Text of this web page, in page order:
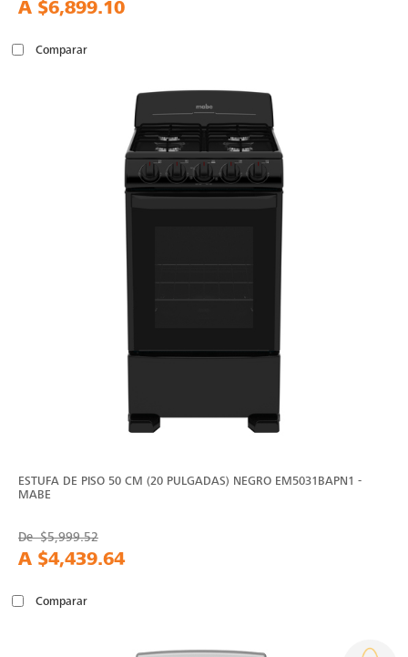
A $6,899.10
Comparar
ESTUFA DE PISO 50 CM (20 PULGADAS) NEGRO EM5031BAPN1 -
MABE
De$5,999.52
A $4,439.64
Comparar